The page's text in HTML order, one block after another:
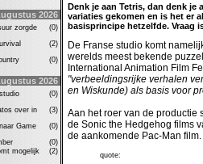
2026
zorgde
(0)
(2)
(0)
2026
(0)
over in
(3)
Game
(0)
(0)
mogelijk
(2)
Denk je aan Tetris, dan denk
variaties gekomen en is het er
basisprincipe hetzelfde. Vraag
De Franse studio komt
werelds meest bekende
International Animation Film
"verbeeldingsrijke verhalen
en Wiskunde) als basis voor
Aan het roer van de productie
de Sonic the Hedgehog films
de aankomende Pac-Man
quote: